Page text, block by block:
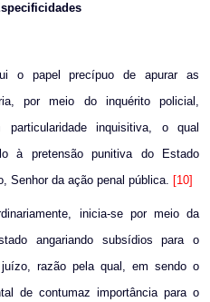
o papel precípuo de apurar as
por meio do inquérito policial,
particularidade inquisitiva, o qual
à pretensão punitiva do Estado
Senhor da ação penal pública. [10]
inicia-se por meio da
angariando subsídios para o
razão pela qual, em sendo o
de contumaz importância para o